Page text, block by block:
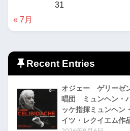
31
« 7月
Recent Entries
オジェー ゲリーゼ
唱団 ミュンヘン・
ッケ指揮ミュンヘ
イツ・レクイエム作